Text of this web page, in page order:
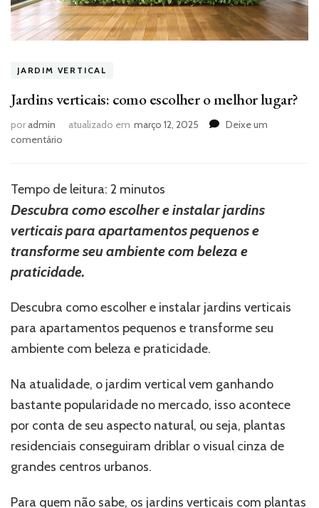
JARDIM VERTICAL
Jardins verticais: como escolher o melhor lugar?
poradmin atualizado em março 12, 2025
Deixe um
comentário
como
o
melhor
lugar?
Tempo de leitura: 2 minutos
Descubra como escolher e instalar jardins
verticais para apartamentos pequenos e
transforme seu ambiente com beleza e
praticidade.
Descubra como escolher e instalar jardins verticais
para apartamentos pequenos e transforme seu
ambiente com beleza e praticidade.
Na atualidade, o jardim vertical vem ganhando
bastante popularidade no mercado, isso acontece
por conta de seu aspecto natural, ou seja, plantas
residenciais conseguiram driblar o visual cinza de
grandes centros urbanos.
Para quem não sabe, os jardins verticais com plantas